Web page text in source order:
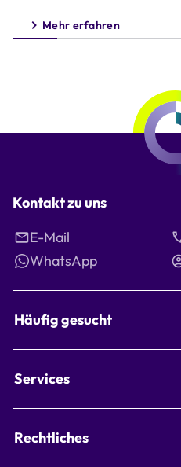
Mehr erfahren
Kontakt zu uns
E-Mail
WhatsApp
Häufig gesucht
Services
Rechtliches